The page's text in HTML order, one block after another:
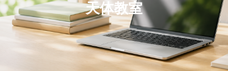
天体教室